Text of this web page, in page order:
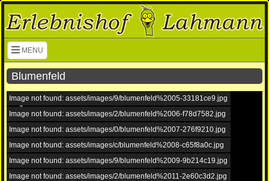
MENU
Navigation überspringen
Blumenfeld
Image not found: assets/images/9/blumenfeld%2005-33181ce9.jpg
Image not found: assets/images/2/blumenfeld%2006-f78d7582.jpg
Image not found: assets/images/0/blumenfeld%2007-276f9210.jpg
Image not found: assets/images/c/blumenfeld%2008-c65f8a0c.jpg
Image not found: assets/images/9/blumenfeld%2009-9b214c19.jpg
Image not found: assets/images/2/blumenfeld%2011-2e60c3d2.jpg